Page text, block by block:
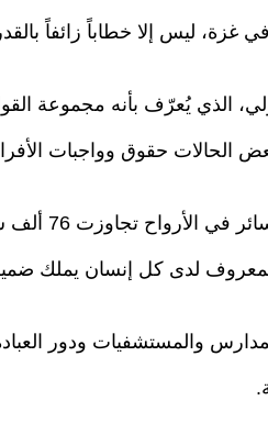
غزة، ليس إلا خطاباً زائفاً
الذي يُعرّف بأنه مجموعة
الحالات حقوق وواجبات
وقد
المعروف لدى كل إنسان يملك
والمستشفيات ودور